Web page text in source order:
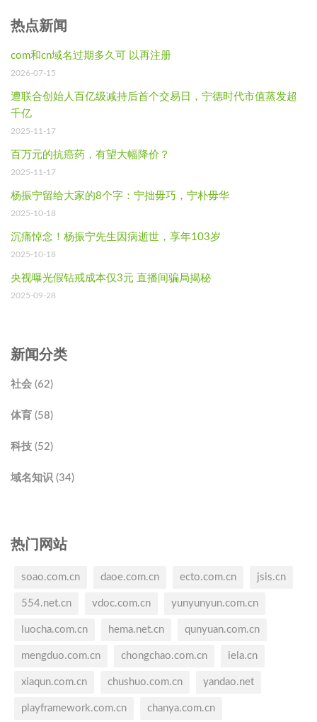
热点新闻
com和cn域名过期多久可 以再注册
2026-07-15
遭联合创始人百亿级减持后首个交易日，宁德时代市值蒸发超
千亿
2025-11-17
百万元的抗癌药，有望大幅降价？
2025-11-17
杨振宁留给大家的8个字：宁拙毋巧，宁朴毋华
2025-10-18
沉痛悼念！杨振宁先生因病逝世，享年103岁
2025-10-18
央视曝光假钻戒成本仅3元 直播间骗局揭秘
2025-09-28
新闻分类
社会 (62)
体育 (58)
科技 (52)
域名知识 (34)
热门网站
soao.com.cn daoe.com.cn ecto.com.cn jsis.cn
554.net.cn vdoc.com.cn yunyunyun.com.cn
luocha.com.cn hema.net.cn qunyuan.com.cn
mengduo.com.cn chongchao.com.cn iela.cn
xiaqun.com.cn chushuo.com.cn yandao.net
playframework.com.cn chanya.com.cn